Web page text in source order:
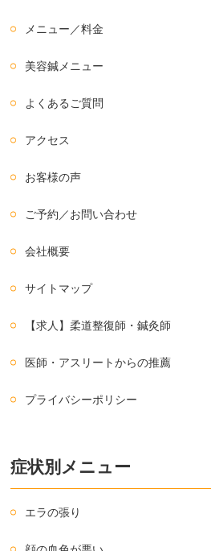
メニュー／料金
美容鍼メニュー
よくあるご質問
アクセス
お客様の声
ご予約／お問い合わせ
会社概要
サイトマップ
【求人】柔道整復師・鍼灸師
医師・アスリートからの推薦
プライバシーポリシー
症状別メニュー
エラの張り